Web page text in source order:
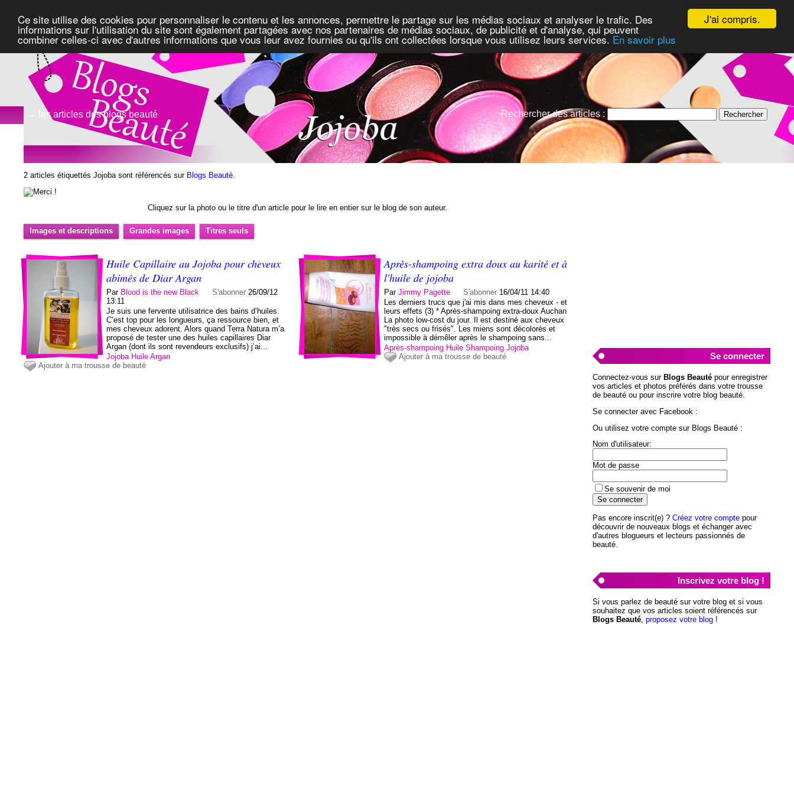
J'ai compris.
Ce site utilise des cookies pour personnaliser le contenu et les annonces, permettre le partage sur les médias sociaux et analyser le trafic. Des
informations sur l'utilisation du site sont également partagées avec nos partenaires de médias sociaux, de publicité et d'analyse, qui peuvent
combiner celles-ci avec d'autres informations que vous leur avez fournies ou qu'ils ont collectées lorsque vous utilisez leurs services. En savoir plus
→ les articles des blogs beauté Rechercher des articles :
2 articles étiquettés Jojoba sont référencés sur Blogs Beauté
Cliquez sur la photo ou le titre d'un article pour le lire en entier sur le blog de son auteur.
Images et descriptions Grandes images Titres seuls
Huile Capillaire au Jojoba pour cheveux
abimés de Diar Argan
Par Blood is the new Black S'abonner 26/09/12
13:11
Je suis une fervente utilisatrice des bains d’huiles.
C’est top pour les longueurs, ça ressource bien, et
mes cheveux adorent. Alors quand Terra Natura m’a
proposé de tester une des huiles capillaires Diar
Argan (dont ils sont revendeurs exclusifs) j’ai...
Jojoba Huile Argan
Ajouter à ma trousse de beauté
Après-shampoing extra doux au karité et à
l'huile de jojoba
ParJimmy Pagette S'abonner 16/04/11 14:40
Les derniers trucs que j'ai mis dans mes cheveux - et
leurs effets (3) * Après-shampoing extra-doux Auchan
La photo low-cost du jour. Il est destiné aux cheveux
"très secs ou frisés". Les miens sont décolorés et
impossible à démêler après le shampoing sans...
Après-shampoing Huile Shampoing Jojoba
Ajouter à ma trousse de beauté
Se connecter
Connectez-vous sur Blogs Beautépour enregistrer
vos articles et photos préférés dans votre trousse
de beauté ou pour inscrire votre blog beauté.
Se connecter avec Facebook :
Ou utilisez votre compte sur Blogs Beauté :
Nom d'utilisateur:
Mot de passe
Se souvenir de moi
Pas encore inscrit(e) ? Créez votre comptepour
découvrir de nouveaux blogs et échanger avec
d'autres blogueurs et lecteurs passionnés de
beauté.
Inscrivez votre blog !
Si vous parlez de beauté sur votre blog et si vous
souhaitez que vos articles soient référencés sur
Blogs Beauté, proposez votre blog!